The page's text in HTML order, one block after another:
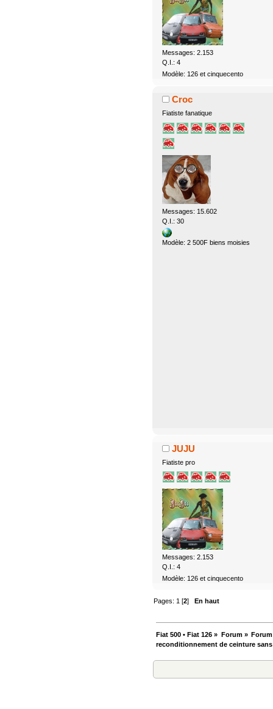
Messages: 2.153
Q.I.: 4
Modèle: 126 et cinquecento
Croc
Fiatiste fanatique
Messages: 15.602
Q.I.: 30
Modèle: 2 500F biens moisies
JUJU
Fiatiste pro
Messages: 2.153
Q.I.: 4
Modèle: 126 et cinquecento
Pages: 1 [2] En haut
Fiat 500 • Fiat 126 » Forum»
reconditionnement de ceinture